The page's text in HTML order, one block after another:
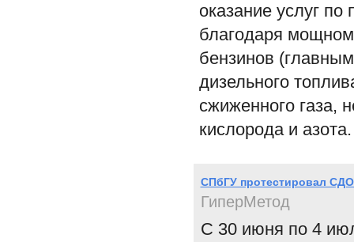
оказание услуг
благодаря
бензинов
дизельного
сжиженного газа,
кислорода и азота.
СПбГУ протестировал
ГиперМетод
С 30 июня по 4